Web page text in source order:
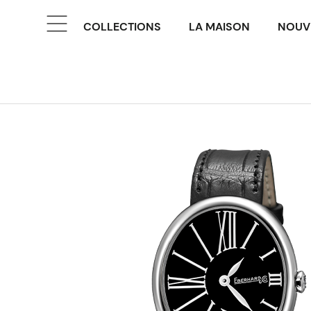
COLLECTIONS LA MAISON